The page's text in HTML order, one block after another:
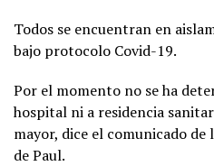
Todos se encuentran en
bajo protocolo Covid-19.
Por el momento no se ha
hospital ni a residencia
mayor, dice el comunicado
de Paul.